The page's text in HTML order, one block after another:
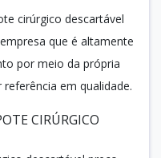
cirúrgico descartável
que é altamente
por meio da própria
em qualidade.
CIRÚRGICO